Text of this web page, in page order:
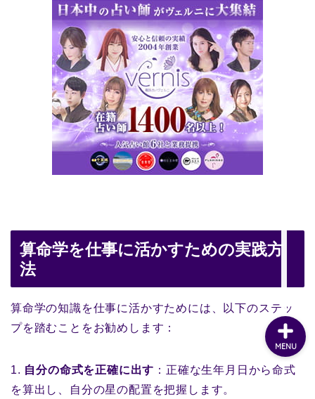
算命学を仕事に活かすための実践方
法
算命学の知識を仕事に活かすためには、以下のステッ
プを踏むことをお勧めします：
1. 自分の命式を正確に出す ：正確な生年月日から命式
を算出し、自分の星の配置を把握します。
MENU